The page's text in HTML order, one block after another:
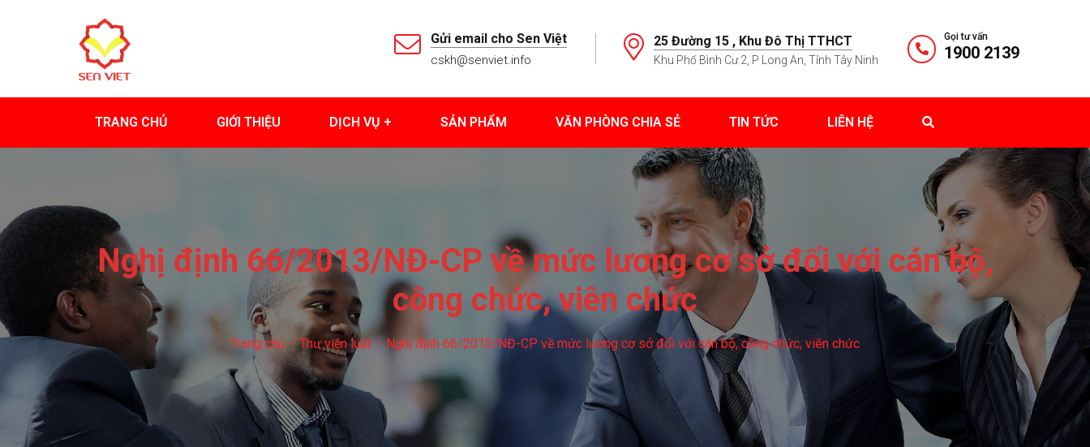
Gửi email cho Sen Việt
cskh@senviet.info
25 Đường 15 , Khu Đô Thị TTHCT
Khu Phố Bình Cư 2, P Long An, Tỉnh Tây Ninh
Gọi tư vấn
1900 2139
TRANG CHỦ GIỚI THIỆU DỊCH VỤ SẢN PHẨM VĂN PHÒNG CHIA SẺ TIN TỨC LIÊN HỆ
Nghị định 66/2013/NĐ-CP về mức lương cơ sở đối với cán bộ,
công chức, viên chức
Trang chủ Thư viện luật Nghị định 66/2013/NĐ-CP về mức lương cơ sở đối với cán bộ, công chức, viên chức